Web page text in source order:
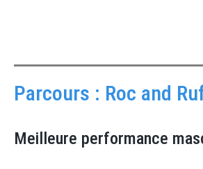
Parcours : Roc and
Meilleure performance